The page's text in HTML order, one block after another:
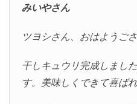
みいやさん
ツヨシさん、おはようござ
干しキュウリ完成しまし
す。美味しくできて喜ば